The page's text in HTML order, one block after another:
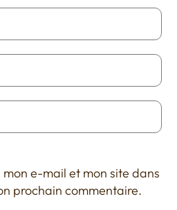
e-mail et mon site dans
prochain commentaire.